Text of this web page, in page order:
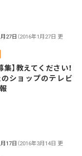
27日 （2016年1月27日 更
集】教えてください！
ショップのテレビ
17日 （2016年3月14日 更